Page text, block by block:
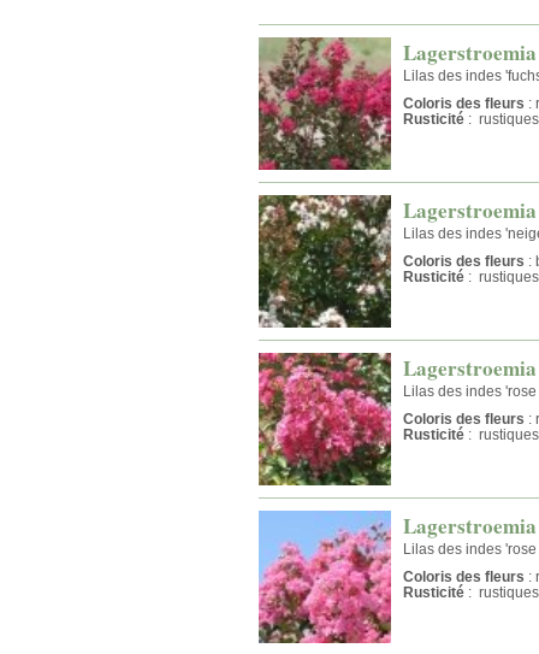
Lilas des indes
Coloris des fleurs :
Rusticité : rustiques
Lilas des indes
Coloris des fleurs :
Rusticité : rustiques
Lilas des indes
Coloris des fleurs :
Rusticité : rustiques
Lilas des indes
Coloris des fleurs :
Rusticité : rustiques